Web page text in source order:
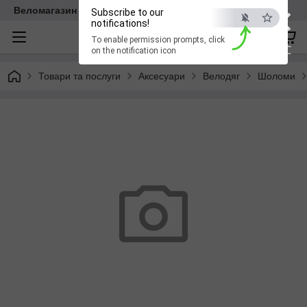
×
ESC
Subscribe to our
notifications!
To enable permission prompts, click
on the notification icon
Веломагазин EasyBike
Товари та послуги Аксесуари Велодяг Шоломи